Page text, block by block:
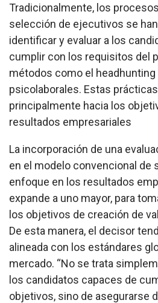
Tradicionalmente, los
selección de ejecutivos se
identificar y evaluar a los
cumplir con los requisitos del
métodos como el
psicolaborales. Estas
principalmente hacia los
resultados empresariales
La incorporación de una
en el modelo convencional de
enfoque en los resultados
expande a uno mayor, para
los objetivos de creación de
De esta manera, el decisor
alineada con los estándares
mercado. “No se trata
los candidatos capaces de
objetivos, sino de asegurarse